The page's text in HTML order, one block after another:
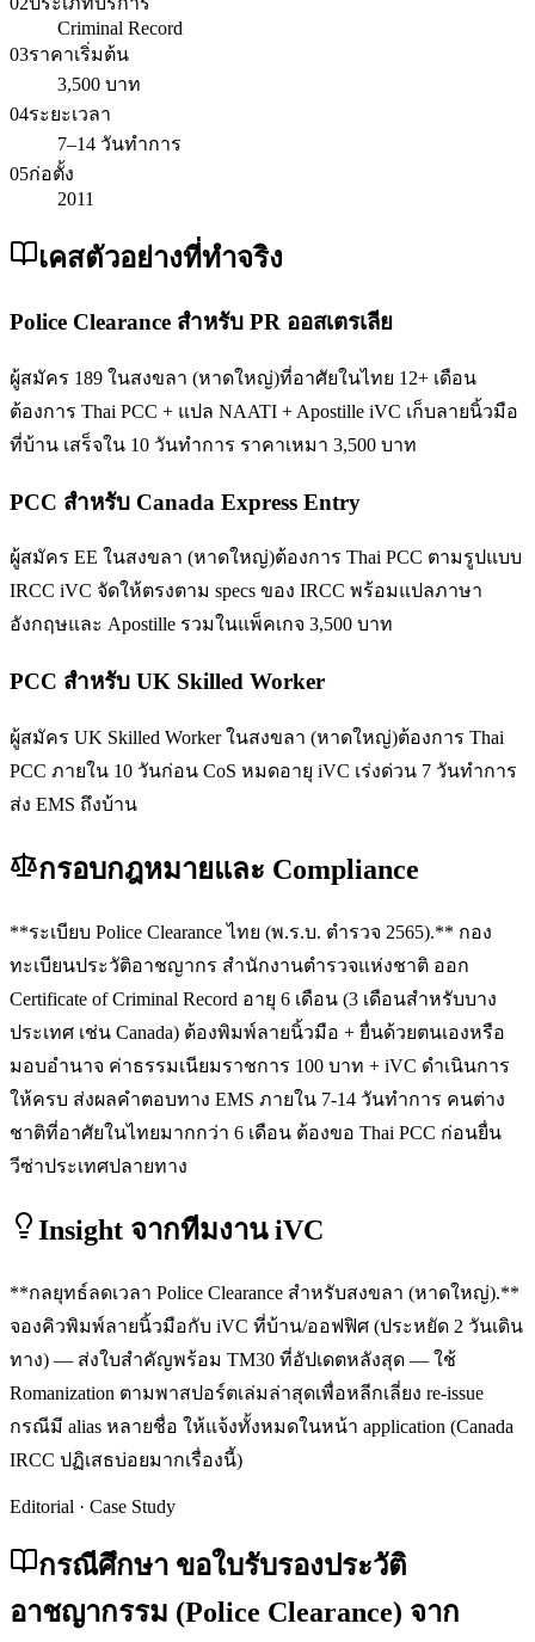
Criminal Record
03ราคาเริ่มต้น
3,500 บาท
04ระยะเวลา
7–14 วันทำการ
05ก่อตั้ง
2011
เคสตัวอย่างที่ทำจริง
Police Clearance สำหรับ PR ออสเตรเลีย
ผู้สมัคร 189 ในสงขลา (หาดใหญ่)ที่อาศัยในไทย 12+ เดือน
ต้องการ Thai PCC + แปล NAATI + Apostille iVC เก็บลายนิ้วมือ
ที่บ้าน เสร็จใน 10 วันทำการ ราคาเหมา 3,500 บาท
PCC สำหรับ Canada Express Entry
ผู้สมัคร EE ในสงขลา (หาดใหญ่)ต้องการ Thai PCC ตามรูปแบบ
IRCC iVC จัดให้ตรงตาม specs ของ IRCC พร้อมแปลภาษา
อังกฤษและ Apostille รวมในแพ็คเกจ 3,500 บาท
PCC สำหรับ UK Skilled Worker
ผู้สมัคร UK Skilled Worker ในสงขลา (หาดใหญ่)ต้องการ Thai
PCC ภายใน 10 วันก่อน CoS หมดอายุ iVC เร่งด่วน 7 วันทำการ
ส่ง EMS ถึงบ้าน
กรอบกฎหมายและ Compliance
**ระเบียบ Police Clearance ไทย (พ.ร.บ. ตำรวจ 2565).** กอง
ทะเบียนประวัติอาชญากร สำนักงานตำรวจแห่งชาติ ออก
Certificate of Criminal Record อายุ 6 เดือน (3 เดือนสำหรับบาง
ประเทศ เช่น Canada) ต้องพิมพ์ลายนิ้วมือ + ยื่นด้วยตนเองหรือ
มอบอำนาจ ค่าธรรมเนียมราชการ 100 บาท + iVC ดำเนินการ
ให้ครบ ส่งผลคำตอบทาง EMS ภายใน 7-14 วันทำการ คนต่าง
ชาติที่อาศัยในไทยมากกว่า 6 เดือน ต้องขอ Thai PCC ก่อนยื่น
วีซ่าประเทศปลายทาง
Insight จากทีมงาน iVC
**กลยุทธ์ลดเวลา Police Clearance สำหรับสงขลา (หาดใหญ่).**
จองคิวพิมพ์ลายนิ้วมือกับ iVC ที่บ้าน/ออฟฟิศ (ประหยัด 2 วันเดิน
ทาง) — ส่งใบสำคัญพร้อม TM30 ที่อัปเดตหลังสุด — ใช้
Romanization ตามพาสปอร์ตเล่มล่าสุดเพื่อหลีกเลี่ยง re-issue
กรณีมี alias หลายชื่อ ให้แจ้งทั้งหมดในหน้า application (Canada
IRCC ปฏิเสธบ่อยมากเรื่องนี้)
Editorial · Case Study
กรณีศึกษา ขอใบรับรองประวัติ
อาชญากรรม (Police Clearance) จาก